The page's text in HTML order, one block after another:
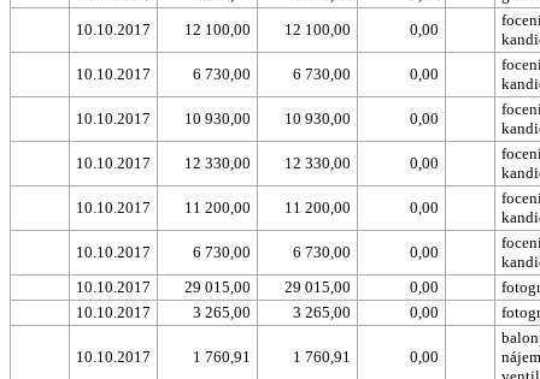
10.10.2017
12 100,00 12 100,00 0,00
10.10.2017
6 730,00 6 730,00 0,00
10.10.2017
10 930,00 10 930,00 0,00
10.10.2017
12 330,00 12 330,00 0,00
10.10.2017
11 200,00 11 200,00 0,00
10.10.2017
6 730,00 6 730,00 0,00
10.10.2017
29 015,00 29 015,00 0,00
10.10.2017
3 265,00 3 265,00 0,00
10.10.2017 1 760,91 1 760,91 0,00